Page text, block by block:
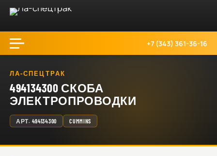
+7 (343) 361-36-16
ЛА-СПЕЦТРАК
494134300 СКОБА
ЭЛЕКТРОПРОВОДКИ
АРТ. 494134300 CUMMINS